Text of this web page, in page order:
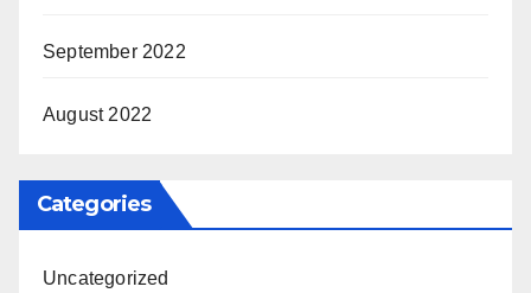
September 2022
August 2022
Categories
Uncategorized